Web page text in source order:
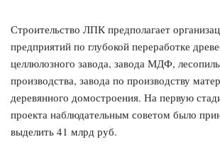
Строительство ЛПК предполагает
предприятий по глубокой переработке
целлюлозного завода, завода МДФ,
производства, завода по производству
деревянного домостроения. На первую
проекта наблюдательным советом было
выделить 41 млрд руб.